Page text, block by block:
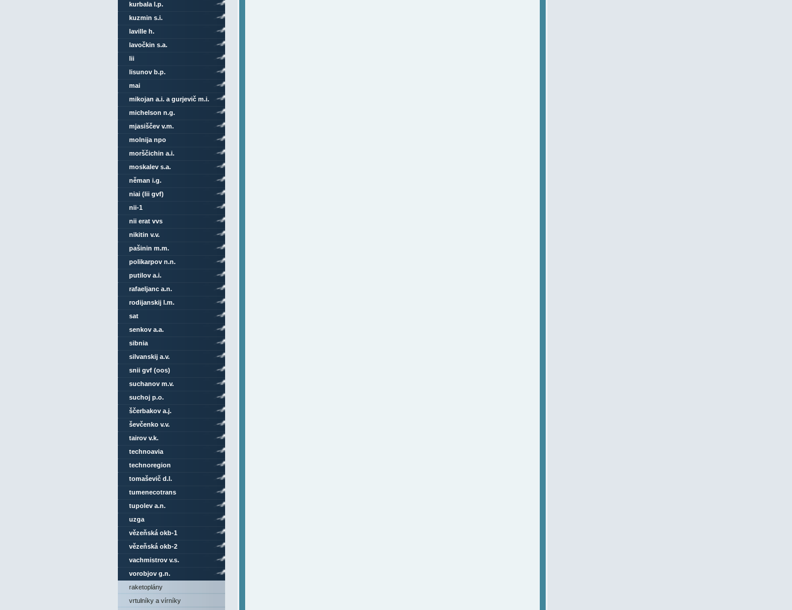
kurbala l.p.
kuzmin s.i.
laville h.
lavočkin s.a.
lii
lisunov b.p.
mai
mikojan a.i. a gurjevič m.i.
michelson n.g.
mjasiščev v.m.
molnija npo
morščichin a.i.
moskalev s.a.
něman i.g.
niai (lii gvf)
nii-1
nii erat vvs
nikitin v.v.
pašinin m.m.
polikarpov n.n.
putilov a.i.
rafaeljanc a.n.
rodijanskij l.m.
sat
senkov a.a.
sibnia
silvanskij a.v.
snii gvf (oos)
suchanov m.v.
suchoj p.o.
ščerbakov a.j.
ševčenko v.v.
tairov v.k.
technoavia
technoregion
tomaševič d.l.
tumenecotrans
tupolev a.n.
uzga
vězeňská okb-1
vězeňská okb-2
vachmistrov v.s.
vorobjov g.n.
raketoplány
vrtulníky a vírníky